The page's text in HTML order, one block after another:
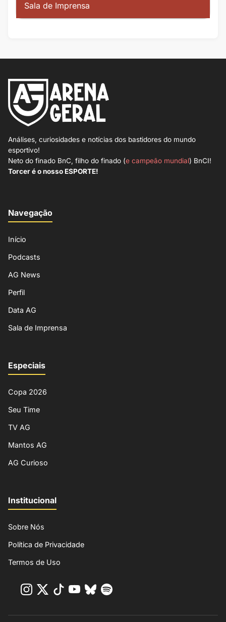
Sala de Imprensa
Análises, curiosidades e notícias dos bastidores do mundo
esportivo!
Neto do finado BnC, filho do finado (e campeão mundial) BnCI!
Torcer é o nosso ESPORTE!
Navegação
Início
Podcasts
AG News
Perfil
Data AG
Sala de Imprensa
Especiais
Copa 2026
Seu Time
TV AG
Mantos AG
AG Curioso
Institucional
Sobre Nós
Política de Privacidade
Termos de Uso